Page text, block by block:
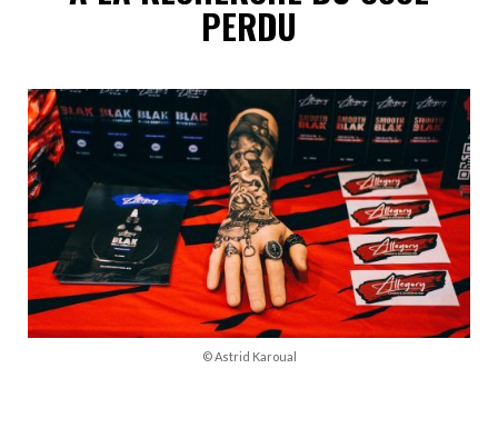
PERDU
© Astrid Karoual